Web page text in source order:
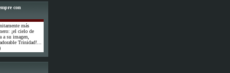
con
más
¡el cielo de
a su imagen,
Trinidad!...